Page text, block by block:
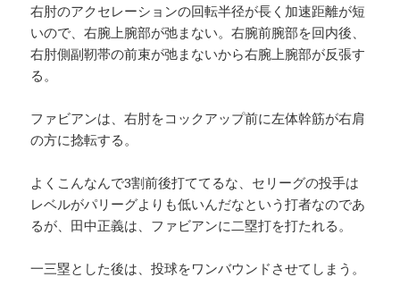
右肘のアクセレーションの回転半径が長く加速距離が短
いので、右腕上腕部が弛まない。右腕前腕部を回内後、
右肘側副靭帯の前束が弛まないから右腕上腕部が反張す
る。
ファビアンは、右肘をコックアップ前に左体幹筋が右肩
の方に捻転する。
よくこんなんで3割前後打ててるな、セリーグの投手は
レベルがパリーグよりも低いんだなという打者なのであ
るが、田中正義は、ファビアンに二塁打を打たれる。
一三塁とした後は、投球をワンバウンドさせてしまう。